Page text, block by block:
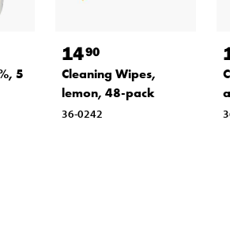
5
1490
Cleaning Wipes,
lemon, 48-pack
36-0242